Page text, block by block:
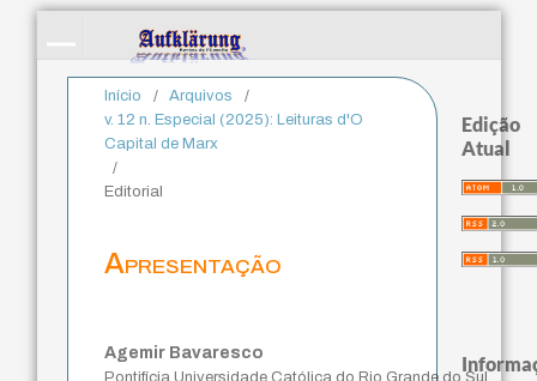
Início / Arquivos
/
v. 12 n. Especial (2025): Leituras d'O
Capital de Marx
/
Editorial
Apresentação
Agemir Bavaresco
Pontifícia Universidade Católica do Rio Grande do Sul
Edição
Atual